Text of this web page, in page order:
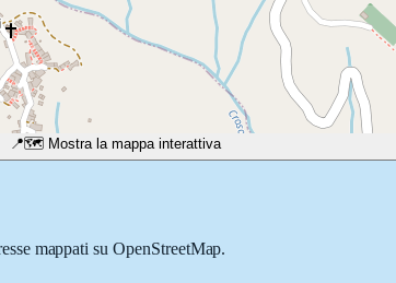
📍🗺️ Mostra la mappa interattiva
mappati su OpenStreetMap.